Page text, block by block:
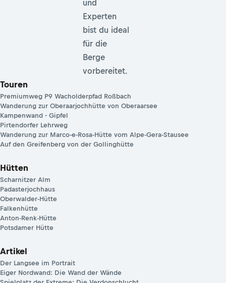
und
Experten
bist du ideal
für die
Berge
vorbereitet.
Touren
Premiumweg P9 Wacholderpfad Roßbach
Wanderung zur Oberaarjochhütte von Oberaarsee
Kampenwand - Gipfel
Pirtendorfer Lehrweg
Wanderung zur Marco-e-Rosa-Hütte vom Alpe-Gera-Stausee
Auf den Greifenberg von der Gollinghütte
Hütten
Scharnitzer Alm
Padasterjochhaus
Oberwalder-Hütte
Falkenhütte
Anton-Renk-Hütte
Potsdamer Hütte
Artikel
Der Langsee im Portrait
Eiger Nordwand: Die Wand der Wände